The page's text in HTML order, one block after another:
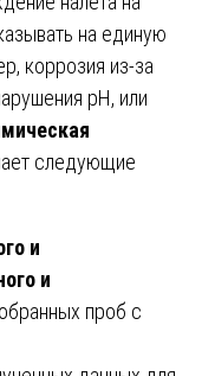
на единую
коррозия из-за
pH, или
следующие
и
и
проб с